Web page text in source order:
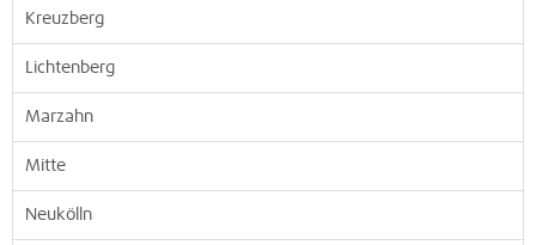
Kreuzberg
Lichtenberg
Marzahn
Mitte
Neukölln